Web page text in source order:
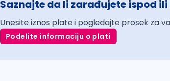
Saznajte da li zarađujete ispod
Unesite iznos plate i pogledajte prosek za
Podelite informaciju o plati